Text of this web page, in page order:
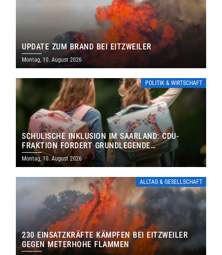
UPDATE ZUM BRAND BEI EITZWEILER
Montag, 10. August 2026
POLITIK & WIRTSCHAFT
SCHULISCHE INKLUSION IM SAARLAND: CDU-
FRAKTION FORDERT GRUNDLEGENDE
NEUAUFSTELLUNG
Montag, 10. August 2026
ALLTAG & GESELLSCHAFT
230 EINSATZKRÄFTE KÄMPFEN BEI EITZWEILER
GEGEN METERHOHE FLAMMEN